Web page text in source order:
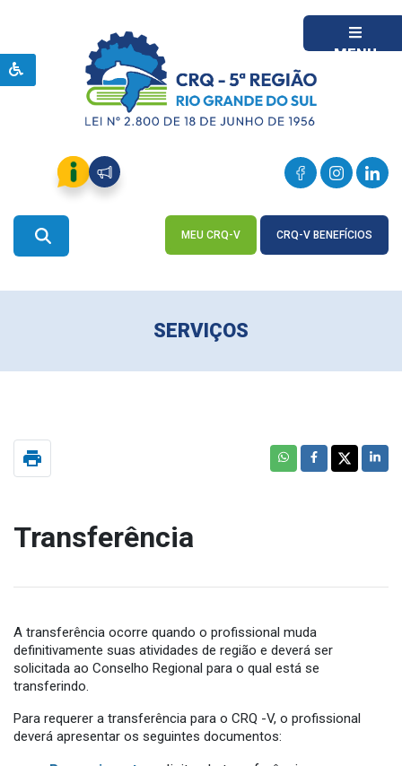
MENU
MEU CRQ-V CRQ-V BENEFÍCIOS
SERVIÇOS
print
Transferência
A transferência ocorre quando o profissional muda
definitivamente suas atividades de região e deverá ser
solicitada ao Conselho Regional para o qual está se
transferindo.
Para requerer a transferência para o CRQ -V, o profissional
deverá apresentar os seguintes documentos: